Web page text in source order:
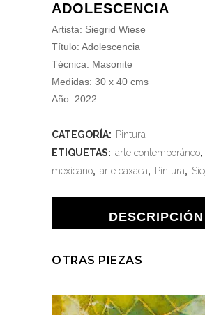
ADOLESCENCIA
Artista: Siegrid Wiese
Título: Adolescencia
Técnica: Masonite
Medidas: 30 x 40 cms
Año: 2022
CATEGORÍA: Pintura
ETIQUETAS: arte contemporáneo,
mexicano, arte oaxaca, Pintura,
DESCRIPCIÓN
OTRAS PIEZAS